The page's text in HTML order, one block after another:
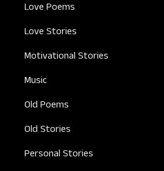
Love Poems
Love Stories
Motivational Stories
Music
Old Poems
Old Stories
Personal Stories